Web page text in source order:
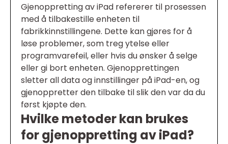
Gjenoppretting av iPad refererer til prosessen
med å tilbakestille enheten til
fabrikkinnstillingene. Dette kan gjøres for å
løse problemer, som treg ytelse eller
programvarefeil, eller hvis du ønsker å selge
eller gi bort enheten. Gjenopprettingen
sletter all data og innstillinger på iPad-en, og
gjenoppretter den tilbake til slik den var da du
først kjøpte den.
Hvilke metoder kan brukes
for gjenoppretting av iPad?